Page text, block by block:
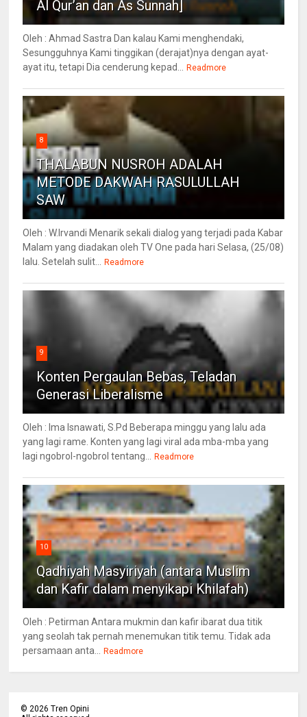
Al Qur’an dan As Sunnah]
Oleh : Ahmad Sastra Dan kalau Kami menghendaki,
Sesungguhnya Kami tinggikan (derajat)nya dengan ayat-
ayat itu, tetapi Dia cenderung kepad...
Readmore
8
THALABUN NUSROH ADALAH
METODE DAKWAH RASULULLAH
SAW
Oleh : W.Irvandi Menarik sekali dialog yang terjadi pada Kabar
Malam yang diadakan oleh TV One pada hari Selasa, (25/08)
lalu. Setelah sulit...
Readmore
9
Konten Pergaulan Bebas, Teladan
Generasi Liberalisme
Oleh : Ima Isnawati, S.Pd Beberapa minggu yang lalu ada
yang lagi rame. Konten yang lagi viral ada mba-mba yang
lagi ngobrol-ngobrol tentang...
Readmore
10
Qadhiyah Masyiriyah (antara Muslim
dan Kafir dalam menyikapi Khilafah)
Oleh : Petirman Antara mukmin dan kafir ibarat dua titik
yang seolah tak pernah menemukan titik temu. Tidak ada
persamaan anta...
Readmore
©2026 Tren Opini